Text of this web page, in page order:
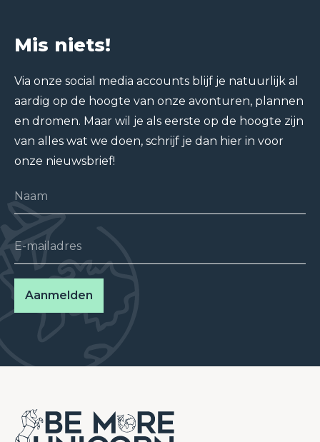
Mis niets!
Via onze social media accounts blijf je natuurlijk al
aardig op de hoogte van onze avonturen, plannen
en dromen. Maar wil je als eerste op de hoogte zijn
van alles wat we doen, schrijf je dan hier in voor
onze nieuwsbrief!